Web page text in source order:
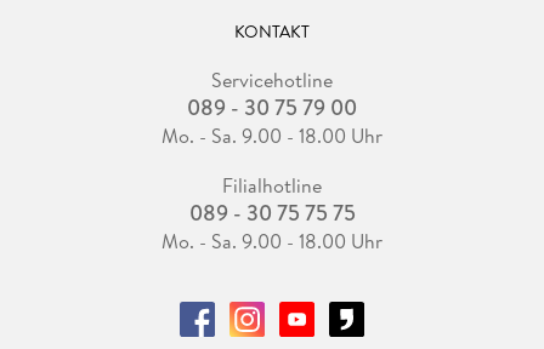
KONTAKT
Servicehotline
089 - 30 75 79 00
Mo. - Sa. 9.00 - 18.00 Uhr
Filialhotline
089 - 30 75 75 75
Mo. - Sa. 9.00 - 18.00 Uhr